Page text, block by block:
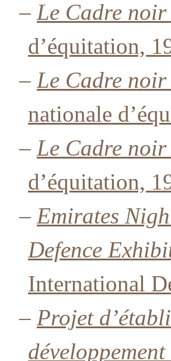
– Le Cadre noir
d’équitation,
– Le Cadre
nationale
– Le Cadre noir
d’équitation,
– Emirates
Defence
International
– Projet